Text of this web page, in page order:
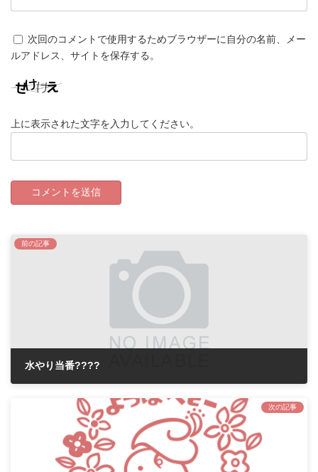
次回のコメントで使用するためブラウザーに自分の名前、メー
ルアドレス、サイトを保存する。
上に表示された文字を入力してください。
前の記事
水やり当番????
次の記事